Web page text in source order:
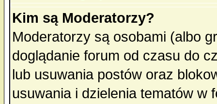
Kim są Moderatorzy?
Moderatorzy są osobami (albo
doglądanie forum od czasu do
lub usuwania postów oraz
usuwania i dzielenia tematów w